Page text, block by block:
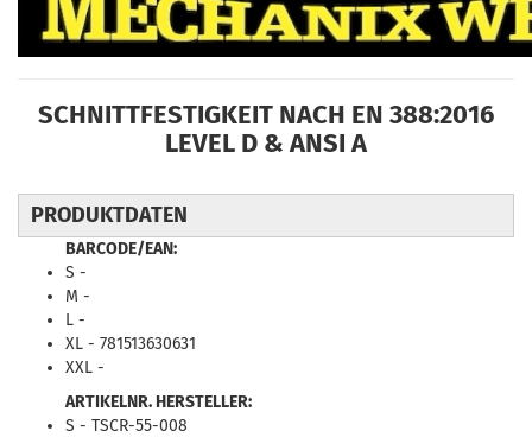
SCHNITTFESTIGKEIT NACH EN 388:2016
LEVEL D & ANSI A
PRODUKTDATEN
BARCODE/EAN:
S -
M -
L -
XL - 781513630631
XXL -
ARTIKELNR. HERSTELLER:
S - TSCR-55-008